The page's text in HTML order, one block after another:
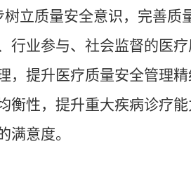
立质量安全意识，完善质
行业参与、社会监督的医
，提升医疗质量安全管理
衡性，提升重大疾病诊疗
满意度。